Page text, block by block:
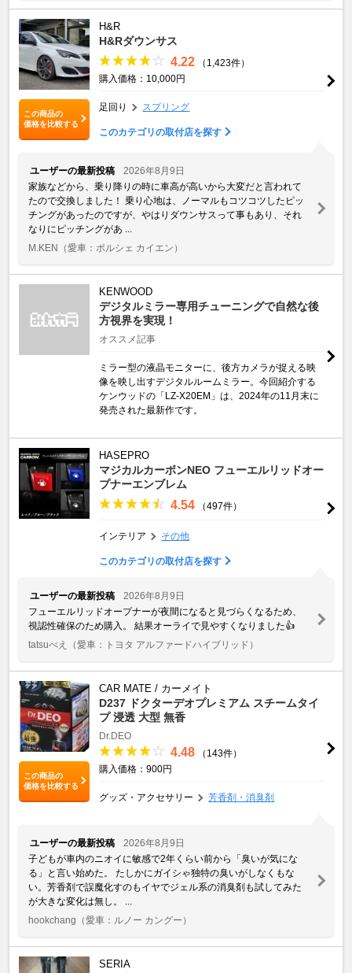
この商品の
価格を比較する
H&R
H&Rダウンサス
4.22
（1,423件）
購入価格：10,000円
足回り スプリング
このカテゴリの取付店を探す
ユーザーの最新投稿
2026年8月9日
家族などから、乗り降りの時に車高が高いから大変だと言われて
たので交換しました！ 乗り心地は、ノーマルもコツコツしたピッ
チングがあったのですが、やはりダウンサスって事もあり、それ
なりにピッチングがあ ...
M.KEN （愛車：ポルシェ カイエン）
KENWOOD
デジタルミラー専用チューニングで自然な後
方視界を実現！
オススメ記事
ミラー型の液晶モニターに、後方カメラが捉える映
像を映し出すデジタルルームミラー。今回紹介する
ケンウッドの「LZ-X20EM」は、2024年の11月末に
発売された最新作です。
HASEPRO
マジカルカーボンNEO フューエルリッドオー
プナーエンブレム
4.54 （497件）
インテリア その他
このカテゴリの取付店を探す
ユーザーの最新投稿
2026年8月9日
フューエルリッドオープナーが夜間になると見づらくなるため、
視認性確保のため購入。 結果オーライで見やすくなりました👍
tatsuべえ
（愛車：トヨタ アルファードハイブリッド）
この商品の
価格を比較する
CAR MATE / カーメイト
D237 ドクターデオプレミアム スチームタイ
プ 浸透 大型 無香
Dr.DEO
4.48
（143件）
購入価格：900円
グッズ・アクセサリー 芳香剤・消臭剤
ユーザーの最新投稿
2026年8月9日
子どもが車内のニオイに敏感で2年くらい前から「臭いが気にな
る」と言い始めた。 たしかにガイシゃ独特の臭いがしなくもな
い。芳香剤で誤魔化すのもイヤでジェル系の消臭剤も試してみた
が大きな変化は無し。 ...
hookchang （愛車：ルノー カングー）
SERIA